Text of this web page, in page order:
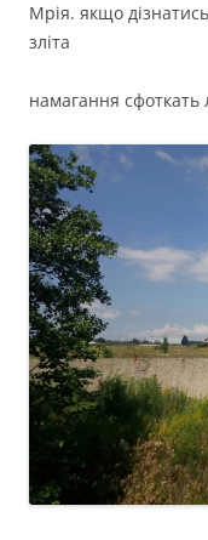
Мрія. якщо
зліта
намагання сфоткать